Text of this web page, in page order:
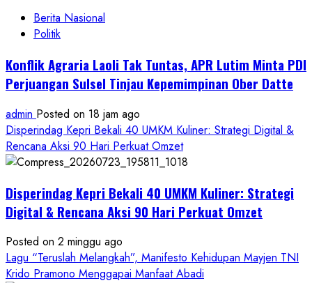
Berita Nasional
Politik
Konflik Agraria Laoli Tak Tuntas, APR Lutim Minta PDI
Perjuangan Sulsel Tinjau Kepemimpinan Ober Datte
admin Posted on 18 jam ago
Disperindag Kepri Bekali 40 UMKM Kuliner: Strategi Digital &
Rencana Aksi 90 Hari Perkuat Omzet
Disperindag Kepri Bekali 40 UMKM Kuliner: Strategi
Digital & Rencana Aksi 90 Hari Perkuat Omzet
Posted on 2 minggu ago
Lagu “Teruslah Melangkah”, Manifesto Kehidupan Mayjen TNI
Krido Pramono Menggapai Manfaat Abadi